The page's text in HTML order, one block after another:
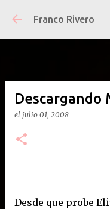
Ir al
Franco Rivero
Descargando
el julio 01, 2008
Desde que probe